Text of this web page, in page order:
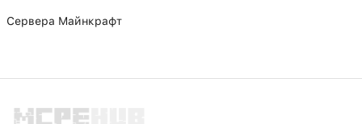
Сервера Майнкрафт